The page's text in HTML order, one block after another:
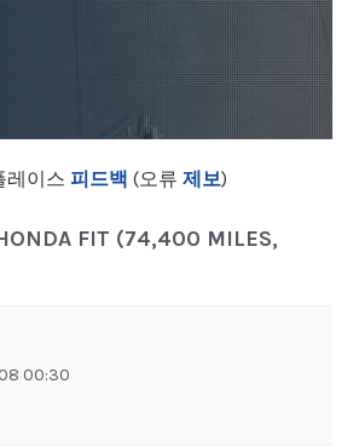
레이스 피드백 (오류 제보)
FIT (74,400 MILES,
00:30